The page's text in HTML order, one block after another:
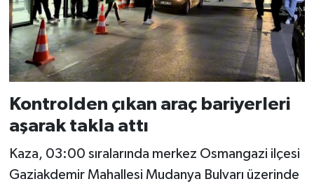
Kontrolden çıkan araç bariyerleri
aşarak takla attı
Kaza, 03:00 sıralarında merkez Osmangazi ilçesi
Gaziakdemir Mahallesi Mudanya Bulvarı üzerinde